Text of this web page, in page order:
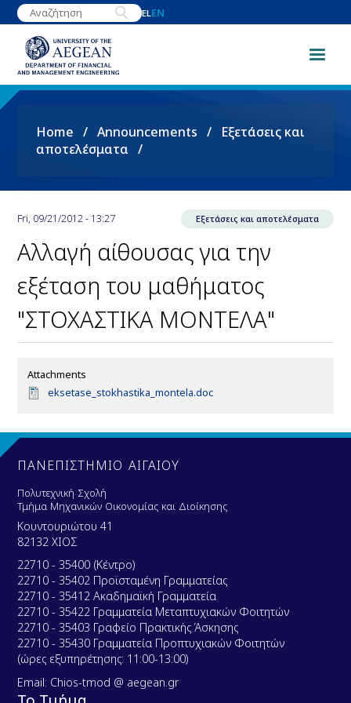
Skip
to
content
ELEN
Breadcrumb
Home Announcements
Εξετάσεις και
αποτελέσματα
Fri, 09/21/2012 - 13:27 Εξετάσεις και αποτελέσματα
Αλλαγή αίθουσας για την
εξέταση του μαθήματος
"ΣΤΟΧΑΣΤΙΚΑ ΜΟΝΤΕΛΑ"
Attachments
D
u
e
n
t
eksetase_stokhastika_montela.doc
ΠΑΝΕΠΙΣΤΗΜΙΟ ΑΙΓΑΙΟΥ
Πολυτεχνική Σχολή
Τμήμα Μηχανικών Οικονομίας και Διοίκησης
Κουντουριώτου 41
82132 ΧΙΟΣ
22710 - 35400 (Κέντρο)
22710 - 35402 Προϊσταμένη Γραμματείας
22710 - 35412 Ακαδημαϊκή Γραμματεία
22710 - 35422 Γραμματεία Μεταπτυχιακών Φοιτητών
22710 - 35403 Γραφείο Πρακτικής Άσκησης
22710 - 35430 Γραμματεία Προπτυχιακών Φοιτητών
(ώρες εξυπηρέτησης: 11:00-13:00)
Email: Chios-tmod @ aegean.gr